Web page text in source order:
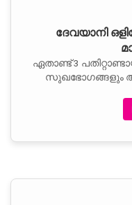
ദേവയാനി
ഏതാണ്ട് 3
സുഖഭോഗങ്ങളും